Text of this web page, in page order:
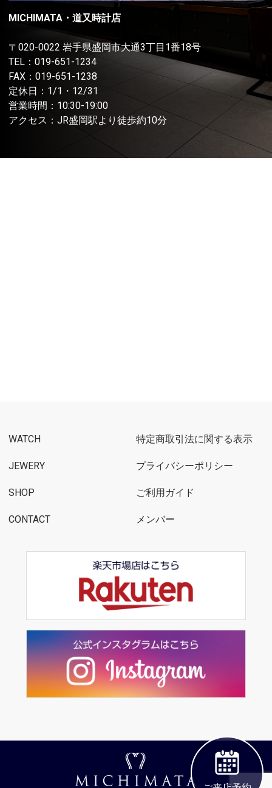
MICHIMATA・道又時計店
〒020-0022 岩手県盛岡市大通3丁目1番18号
TEL： 019-651-1234
FAX：019-651-1238
定休日：1/1・12/31
営業時間：10:30-19:00
アクセス：JR盛岡駅より徒歩約10分
WATCH
JEWERY
SHOP
CONTACT
特定商取引法に関する表示
プライバシーポリシー
ご利用ガイド
メンバー